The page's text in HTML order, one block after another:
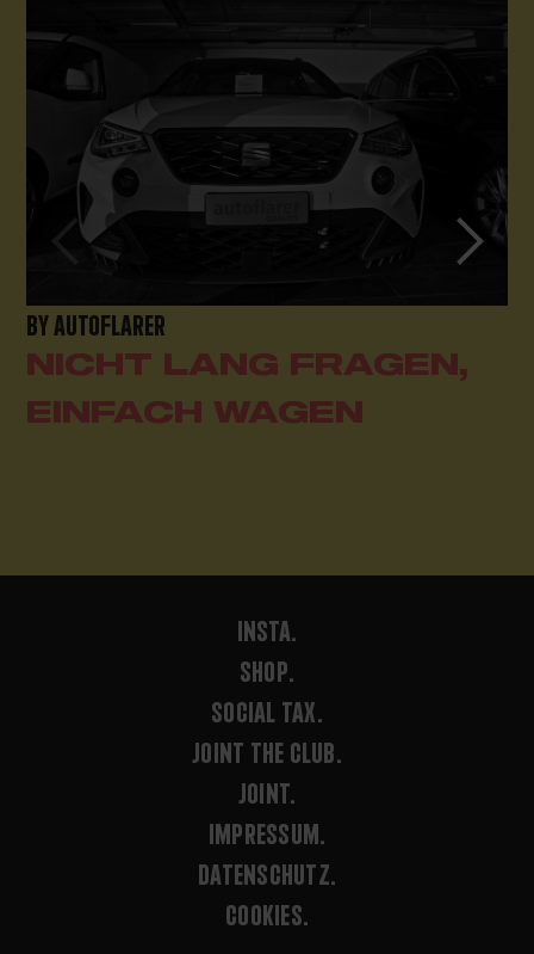
BY AUTOFLARER
NICHT LANG FRAGEN,
EINFACH WAGEN
INSTA.
SHOP.
SOCIAL TAX.
JOINT THE CLUB.
JOINT.
IMPRESSUM.
DATENSCHUTZ.
COOKIES.